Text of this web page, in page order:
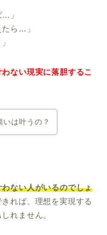
…」
たら…」
わない現実に落胆するこ
は叶うの？
ない人がいるのでしょ
れば、理想を実現する
れません。